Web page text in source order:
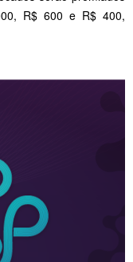
R$ 600 e R$ 400,